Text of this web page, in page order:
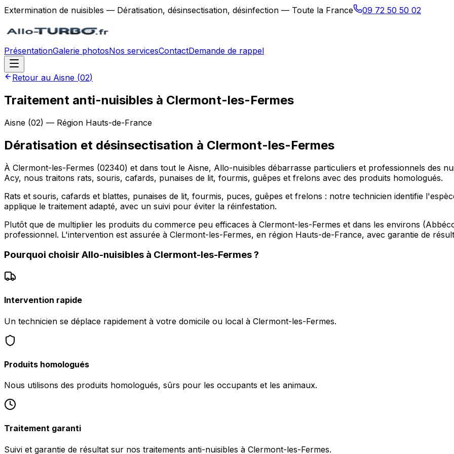
Extermination de nuisibles — Dératisation, désinsectisation, désinfection — Toute la France 09 72 50 50 02
PrésentationGalerie photosNos servicesContactDemande de rappel
Retour au Aisne (02)
Traitement anti-nuisibles à Clermont-les-Fermes
Aisne (02) — Région Hauts-de-France
Dératisation et désinsectisation à Clermont-les-Fermes
À Clermont-les-Fermes (02340) et dans tout le Aisne, Allo-nuisibles débarrasse particuliers et professionnels des
Acy, nous traitons rats, souris, cafards, punaises de lit, fourmis, guêpes et frelons avec des produits homologués.
Rats et souris, cafards et blattes, punaises de lit, fourmis, puces, guêpes et frelons : notre technicien identifie
applique le traitement adapté, avec un suivi pour éviter la réinfestation.
Plutôt que de multiplier les produits du commerce peu efficaces à Clermont-les-Fermes et dans les environs
professionnel. L'intervention est assurée à Clermont-les-Fermes, en région Hauts-de-France, avec garantie de
Pourquoi choisir Allo-nuisibles à Clermont-les-Fermes?
Intervention rapide
Un technicien se déplace rapidement à votre domicile ou local à Clermont-les-Fermes.
Produits homologués
Nous utilisons des produits homologués, sûrs pour les occupants et les animaux.
Traitement garanti
Suivi et garantie de résultat sur nos traitements anti-nuisibles à Clermont-les-Fermes.